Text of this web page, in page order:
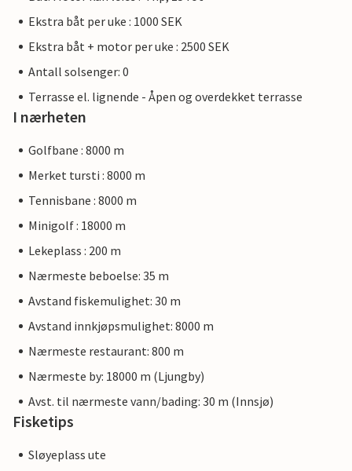
Ekstra båt per uke : 1000 SEK
Ekstra båt + motor per uke : 2500 SEK
Antall solsenger: 0
Terrasse el. lignende - Åpen og overdekket terrasse
I nærheten
Golfbane : 8000 m
Merket tursti : 8000 m
Tennisbane : 8000 m
Minigolf : 18000 m
Lekeplass : 200 m
Nærmeste beboelse: 35 m
Avstand fiskemulighet: 30 m
Avstand innkjøpsmulighet: 8000 m
Nærmeste restaurant: 800 m
Nærmeste by: 18000 m (Ljungby)
Avst. til nærmeste vann/bading: 30 m (Innsjø)
Fisketips
Sløyeplass ute